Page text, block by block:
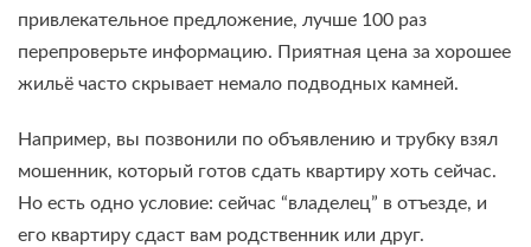
привлекательное предложение, лучше 100 раз
перепроверьте информацию. Приятная цена за хорошее
жильё часто скрывает немало подводных камней.
Например, вы позвонили по объявлению и трубку взял
мошенник, который готов сдать квартиру хоть сейчас.
Но есть одно условие: сейчас “владелец” в отъезде, и
его квартиру сдаст вам родственник или друг.